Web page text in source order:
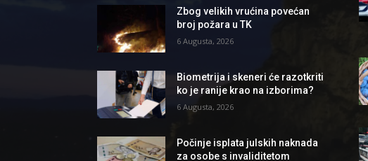
Zbog velikih vrućina povećan
broj požara u TK
6 Augusta, 2026
Biometrija i skeneri će razotkriti
ko je ranije krao na izborima?
6 Augusta, 2026
Počinje isplata julskih naknada
za osobe s invaliditetom